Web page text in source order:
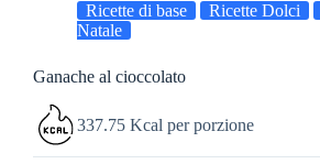
Ricette di base Ricette Dolci
Natale
Ganache al cioccolato
337.75 Kcal per porzione